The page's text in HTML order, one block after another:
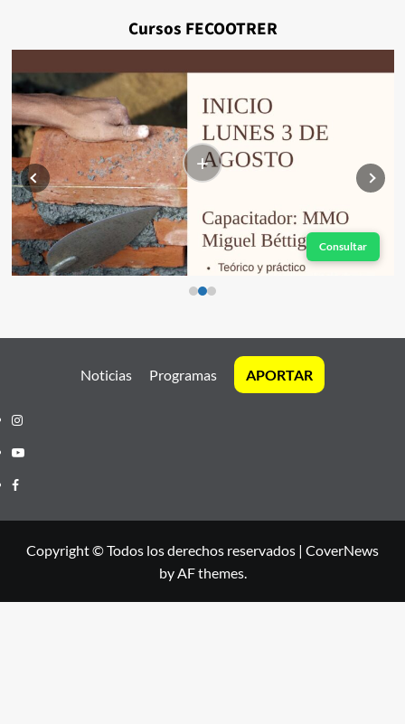
Cursos FECOOTRER
+
Consultar
Noticias Programas APORTAR
Instagram
Youtube
Facebook
Copyright © Todos los derechos reservados | CoverNews
by AF themes.